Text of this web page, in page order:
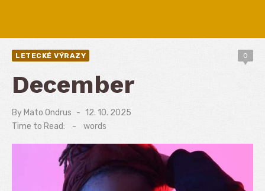
LETECKÉ VÝRAZY 0
December
By Mato Ondrus
Posted
on
12. 10. 2025
Time to Read:
- words